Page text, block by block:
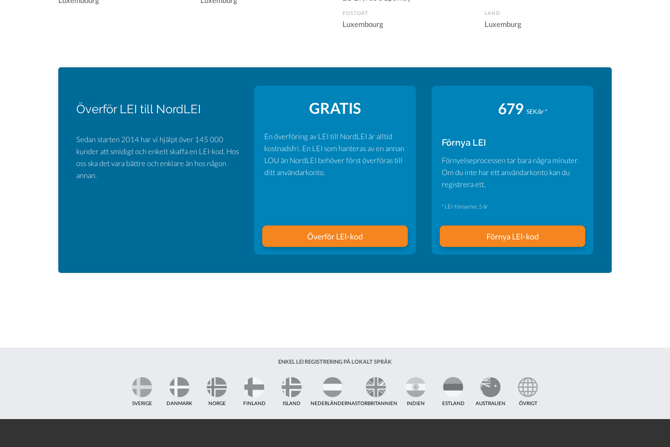
POSTORT
Luxembourg
LAND
Luxemburg
Överför LEI till NordLEI
Sedan starten 2014 har vi hjälpt över 145 000
kunder att smidigt och enkelt skaffa en LEI-kod. Hos
oss ska det vara bättre och enklare än hos någon
annan.
GRATIS
En överföring av LEI till NordLEI är alltid
kostnadsfri. En LEI som hanteras av en annan
LOU än NordLEI behöver först överföras till
ditt användarkonto.
Överför LEI-kod
679 SEK/år *
Förnya LEI
Förnyelseprocessen tar bara några minuter.
Om du inte har ett användarkonto kan du
registrera ett.
* LEI-förnyelse, 5 år
Förnya LEI-kod
ENKEL LEI REGISTRERING PÅ LOKALT SPRÅK
SVERIGE DANMARK NORGE FINLAND ISLAND NEDERLÄNDERNASTORBRITANNIEN INDIEN ESTLAND AUSTRALIEN ÖVRIGT